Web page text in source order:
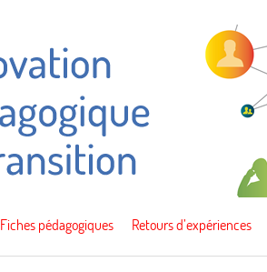
Fiches pédagogiques Retours d’expériences